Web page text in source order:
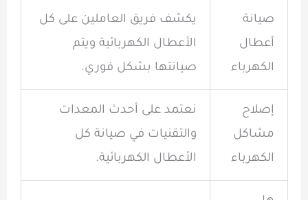
صيانة
أعطال
الكهرباء
يكشف فريق العاملين على كل
الأعطال الكهربائية ويتم
صيانتها بشكل فوري.
إصلاح
مشاكل
الكهرباء
نعتمد على أحدث المعدات
والتقنيات في صيانة كل
الأعطال الكهربائية.